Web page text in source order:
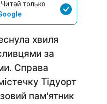
только
хвиля
за
Справа
Тідуорт
пам'ятник